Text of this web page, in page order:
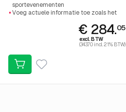
sportevenementen
Voeg actuele informatie toe zoals het
Betaling van eenmalig bedrag, geen
€ 284.05
excl. BTW
(343.70 incl. 21% BTW)